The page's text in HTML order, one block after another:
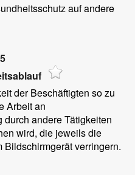
auf andere
der Beschäftigten so zu
Arbeit an
andere Tätigkeiten
wird, die jeweils die
verringern.